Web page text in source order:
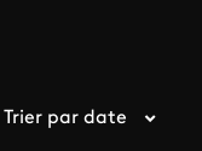
Trier par date